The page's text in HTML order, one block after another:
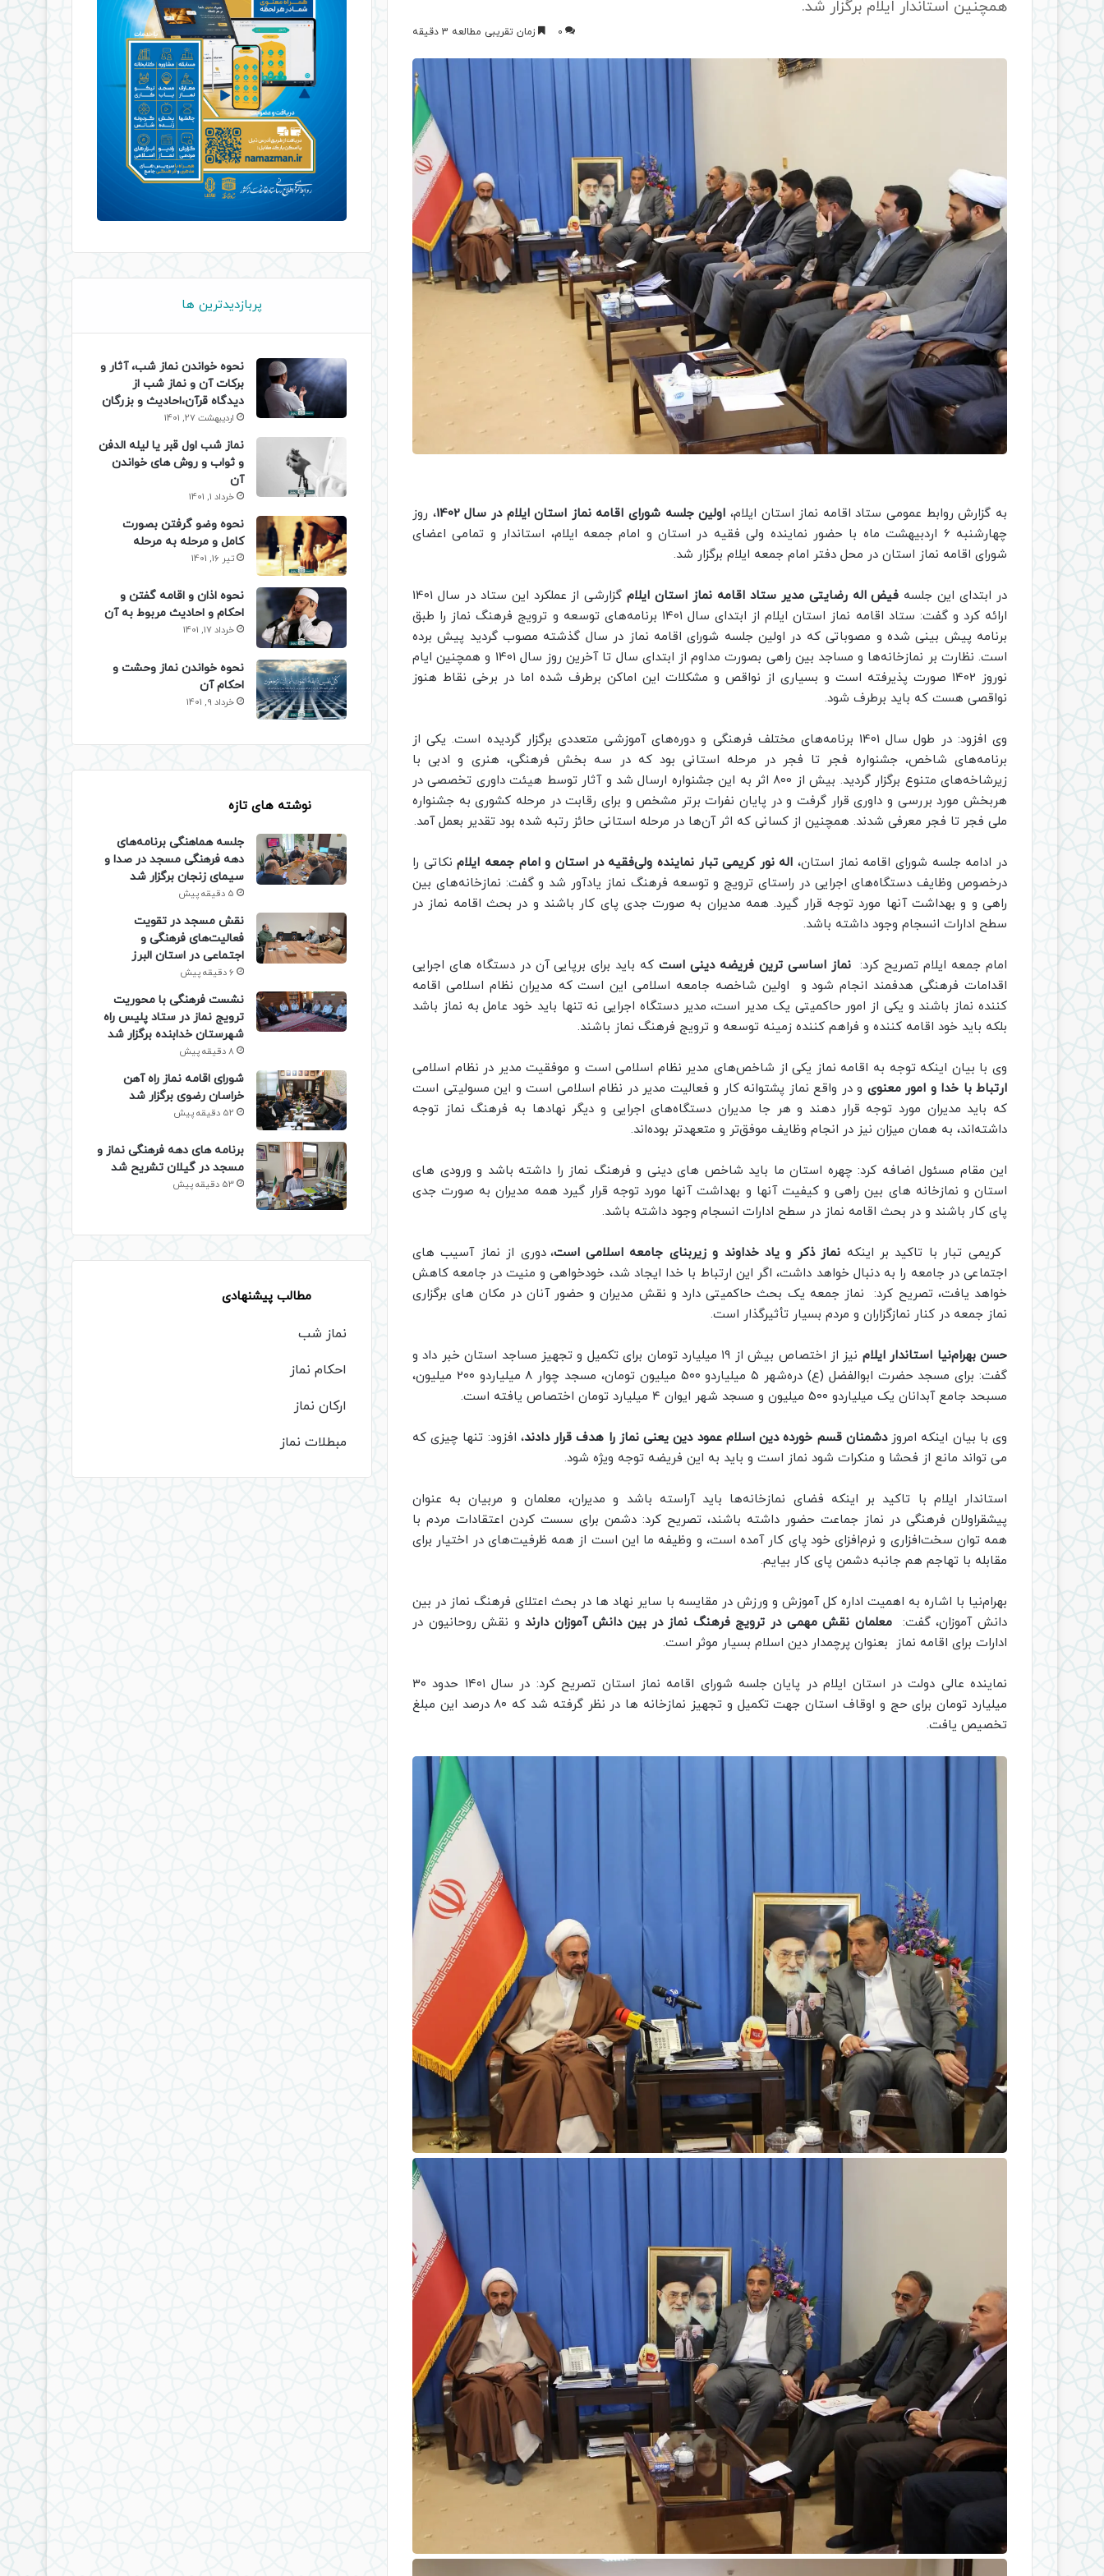
همچنین استاندار ایلام برگزار شد.
0 زمان تقریبی مطالعه 3 دقیقه
به گزارش روابط عمومی ستاد اقامه نماز استان ایلام، اولین جلسه شورای اقامه نماز استان ایلام در سال 1402
، روز
چهارشنبه 6 اردبیهشت ماه با حضور نماینده ولی فقیه در استان و امام جمعه ایلام، استاندار و تمامی اعضای
شورای اقامه نماز استان در محل دفتر امام جمعه ایلام برگزار شد.
در ابتدای این جلسه فیض اله رضایتی مدیر ستاد اقامه نماز استان ایلام
گزارشی از عملکرد این ستاد در سال 1401
ارائه کرد و گفت: ستاد اقامه نماز استان ایلام از ابتدای سال 1401 برنامه‌های توسعه و ترویج فرهنگ نماز را طبق
برنامه‌ پیش بینی شده و مصوباتی که در اولین جلسه شورای اقامه نماز در سال گذشته مصوب گردید پیش برده
است. نظارت بر نمازخانه‌ها و مساجد بین راهی بصورت مداوم از ابتدای سال تا آخرین روز سال 1401 و همچنین ایام
نوروز 1402 صورت پذیرفته است و بسیاری از نواقص و مشکلات این اماکن برطرف شده اما در برخی نقاط هنوز
نواقصی هست که باید برطرف شود.
وی افزود: در طول سال 1401 برنامه‌های مختلف فرهنگی و دوره‌های آموزشی متعددی برگزار گردیده است. یکی از
برنامه‌های شاخص، جشنواره فجر تا فجر در مرحله استانی بود که در سه بخش فرهنگی، هنری و ادبی با
زیرشاخه‌های متنوع برگزار گردید. بیش از 800 اثر به این جشنواره ارسال شد و آثار توسط هیئت داوری تخصصی در
هربخش مورد بررسی و داوری قرار گرفت و در پایان نفرات برتر مشخص و برای رقابت در مرحله کشوری به جشنواره
ملی فجر تا فجر معرفی شدند. همچنین از کسانی که اثر آن‌ها در مرحله استانی حائز رتبه شده بود تقدیر بعمل آمد.
در ادامه جلسه شورای اقامه نماز استان، اله نور کریمی تبار نماینده ولی‌فقیه در استان و امام جمعه ایلامنکاتی را
درخصوص وظایف دستگاه‌های اجرایی در راستای ترویج و توسعه فرهنگ نماز یادآور شد و گفت: نمازخانه‌های بین
راهی و و بهداشت آنها مورد توجه قرار گیرد. همه مدیران به صورت جدی پای کار باشند و در بحث اقامه نماز در
سطح ادارات انسجام وجود داشته باشد.
امام جمعه ایلام تصریح کرد:نماز اساسی ترین فریضه دینی استکه باید برای برپایی آن در دستگاه های اجرایی
اقدامات فرهنگی هدفمند انجام شود و اولین شاخصه جامعه اسلامی این است که مدیران نظام اسلامی اقامه
کننده نماز باشند و یکی از امور حاکمیتی یک مدیر است، مدیر دستگاه اجرایی نه تنها باید خود عامل به نماز باشد
بلکه باید خود اقامه کننده و فراهم کننده زمینه توسعه و ترویج فرهنگ نماز باشند.
وی با بیان اینکه توجه به اقامه نماز یکی از شاخص‌های مدیر نظام اسلامی است و موفقیت مدیر در نظام اسلامی
ارتباط با خدا و امور معنوی و در واقع نماز پشتوانه کار و فعالیت مدیر در نظام اسلامی است و این مسولیتی است
که باید مدیران مورد توجه قرار دهند و هر جا مدیران دستگاه‌های اجرایی و دیگر نهادها به فرهنگ نماز توجه
داشته‌اند، به همان میزان نیز در انجام وظایف موفق‌تر و متعهدتر بوده‌اند.
این مقام مسئول اضافه کرد: چهره استان ما باید شاخص های دینی و فرهنگ نماز را داشته باشد و ورودی های
استان و نمازخانه های بین راهی و کیفیت آنها و بهداشت آنها مورد توجه قرار گیرد همه مدیران به صورت جدی
پای کار باشند و در بحث اقامه نماز در سطح ادارات انسجام وجود داشته باشد.
کریمی تبار با تاکید بر اینکه نماز ذکر و یاد خداوند و زیربنای جامعه اسلامی است، دوری از نماز آسیب های
اجتماعی در جامعه را به دنبال خواهد داشت، اگر این ارتباط با خدا ایجاد شد، خودخواهی و منیت در جامعه کاهش
خواهد یافت، تصریح کرد: نماز جمعه یک بحث حاکمیتی دارد و نقش مدیران و حضور آنان در مکان های برگزاری
نماز جمعه در کنار نمازگزاران و مردم‌ بسیار تأثیرگذار است.
حسن بهرام‌نیا استاندار ایلام
نیز از اختصاص بیش از ۱۹ میلیارد تومان برای تکمیل و تجهیز مساجد استان خبر داد و
گفت: برای مسجد حضرت ابوالفضل (ع) دره‌شهر ۵ میلیاردو ۵۰۰ میلیون تومان، مسجد چوار ۸ میلیاردو ۲۰۰ میلیون،
مسبحد جامع آبدانان یک میلیاردو ۵۰۰ میلیون و مسجد شهر ایوان ۴ میلیارد تومان اختصاص یافته است.
وی با بیان اینکه امروزدشمنان قسم خورده دین اسلام عمود دین یعنی نماز را هدف قرار دادند، افزود: تنها چیزی که
می تواند مانع از فحشا و منکرات شود نماز است و باید به این فریضه توجه ویژه شود.
استاندار ایلام با تاکید بر اینکه فضای نمازخانه‌ها باید آراسته باشد و مدیران، معلمان و مربیان به عنوان
پیشقراولان فرهنگی در نماز جماعت حضور داشته باشند، تصریح کرد: دشمن برای سست کردن اعتقادات مردم با
همه توان سخت‌افزاری و نرم‌افزای خود پای کار آمده است، و وظیفه ما این است از همه ظرفیت‌های در اختیار برای
مقابله با تهاجم هم جانبه دشمن پای کار بیایم.
بهرام‌نیا با اشاره به اهمیت اداره کل آموزش و ورزش در مقایسه با سایر نهاد ها در بحث اعتلای فرهنگ نماز در بین
دانش آموزان، گفت:معلمان نقش مهمی در ترویج فرهنگ نماز در بین دانش آموزان دارند و نقش روحانیون در
ادارات برای اقامه نماز بعنوان پرچمدار دین اسلام بسیار موثر است‌.
نماینده عالی دولت در استان ایلام در پایان جلسه شورای اقامه نماز استان تصریح کرد: در سال ۱۴۰۱ حدود ۳۰
میلیارد تومان برای حج و اوقاف استان جهت تکمیل و تجهیز نمازخانه ها در نظر گرفته شد که ۸۰ درصد این مبلغ
تخصیص یافت.
پربازدیدترین ها
نحوه خواندن نماز شب، آثار و
برکات آن و نماز شب از
دیدگاه قرآن،احادیث و بزرگان
اردیبهشت 27, 1401
نماز شب اول قبر یا لیله الدفن
و ثواب و روش های خواندن
آن
خرداد 1, 1401
نحوه وضو گرفتن بصورت
کامل و مرحله به مرحله
تیر 16, 1401
نحوه اذان و اقامه گفتن و
احکام و احادیث مربوط به آن
خرداد 17, 1401
نحوه خواندن نماز وحشت و
احکام آن
خرداد 9, 1401
نوشته های تازه
جلسه هماهنگی برنامه‌های
دهه فرهنگی مسجد در صدا و
سیمای زنجان برگزار شد
5 دقیقه پیش
نقش مسجد در تقویت
فعالیت‌های فرهنگی و
اجتماعی در استان البرز
6 دقیقه پیش
نشست فرهنگی با محوریت
ترویج نماز در ستاد پلیس راه
شهرستان خدابنده برگزار شد
8 دقیقه پیش
شورای اقامه نماز راه آهن
خراسان رضوی برگزار شد
52 دقیقه پیش
برنامه های دهه فرهنگی نماز و
مسجد در گیلان تشریح شد
53 دقیقه پیش
مطالب پیشنهادی
نماز شب
احکام نماز
ارکان نماز
مبطلات نماز